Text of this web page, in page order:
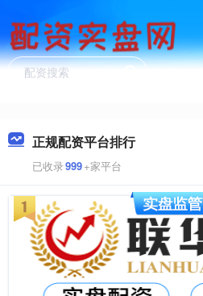
正规配资平台排行
已收录999+家平台